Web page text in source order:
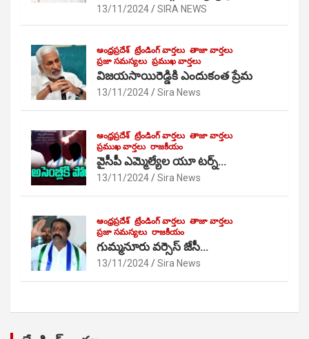
13/11/2024 SIRA NEWS
ఆంధ్రప్రదేశ్ ట్రేండింగ్ వార్తలు తాజా వార్తలు
ప్రజా సమస్యలు ప్రముఖ వార్తలు
విజయసాయిరెడ్డికి ఎందుకంత ప్రేమ
13/11/2024 Sira News
ఆంధ్రప్రదేశ్ ట్రేండింగ్ వార్తలు తాజా వార్తలు
ప్రముఖ వార్తలు రాజకీయం
వైసీపీ ఎమ్మెల్యేల యూ టర్న్…
13/11/2024 Sira News
ఆంధ్రప్రదేశ్ ట్రేండింగ్ వార్తలు తాజా వార్తలు
ప్రజా సమస్యలు రాజకీయం
గుమ్మనూరు వర్సెస్ జేసీ…
13/11/2024 Sira News